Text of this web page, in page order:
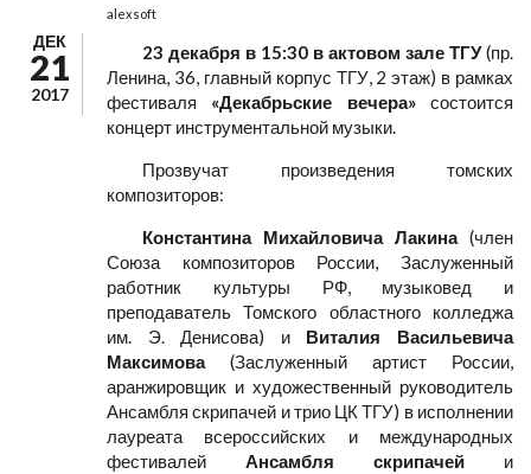
ДЕК
21
2017
alexsoft
23 декабря в 15:30 в актовом зале ТГУ(пр.
Ленина, 36, главный корпус ТГУ, 2 этаж) в рамках
фестиваля «Декабрьские вечера»состоится
концерт инструментальной музыки.
Прозвучат произведения томских
композиторов:
Константина Михайловича Лакина(член
Союза композиторов России, Заслуженный
работник культуры РФ, музыковед и
преподаватель Томского областного колледжа
им. Э. Денисова) и Виталия Васильевича
Максимова(Заслуженный артист России,
аранжировщик и художественный руководитель
Ансамбля скрипачей и трио ЦК ТГУ) в исполнении
лауреата всероссийских и международных
фестивалей Ансамбля скрипачей и